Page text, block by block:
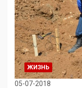
ЖИЗНЬ
05-07-2018